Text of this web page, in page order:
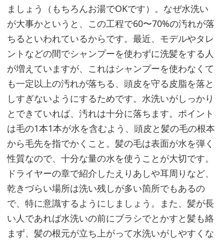
ど
ん
な
も
の
を
選
ぶ
と
良
い？
育
毛
剤
の
ましょう（もちろんお湯でOKです）。なぜ水洗い
が大事かというと、この工程で60〜70%の汚れが落
ちるといわれているからです。最近、モデルやタレ
ントなどの間でシャンプーを使わずに洗髪をする人
が増えていますが、これはシャンプーを使わなくて
も一定以上の汚れが落ちる、頭皮を守る皮脂を落と
しすぎないようにするためです。水洗いがしっかり
とできていれば、汚れは十分に落ちます。ポイント
は毛の1本1本が水を含むよう、頭皮と髪の毛の根本
から毛先を指でかくこと。髪の毛は表面が水を弾く
性質なので、十分な量の水を使うことが大切です。
ドライヤーの章で紹介したえりあしや耳周りなど、
乾きづらい場所は洗い残しが多い箇所でもあるの
で、特に意識するようにしましょう。また、髪が長
い人であれば水洗いの前にブラシでとかすと髪も絡
まず、髪の根元が立ち上がって水洗いがしやすくな